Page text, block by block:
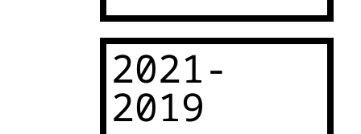
2021-
2019